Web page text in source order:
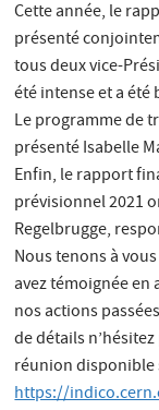
Cette année, le
présenté
tous deux vice-
été intense et a
Le programme de
présenté Isabelle
Enfin, le rapport
prévisionnel 2021
Regelbrugge,
Nous tenons à
avez témoignée
nos actions
de détails
réunion disponible
https://